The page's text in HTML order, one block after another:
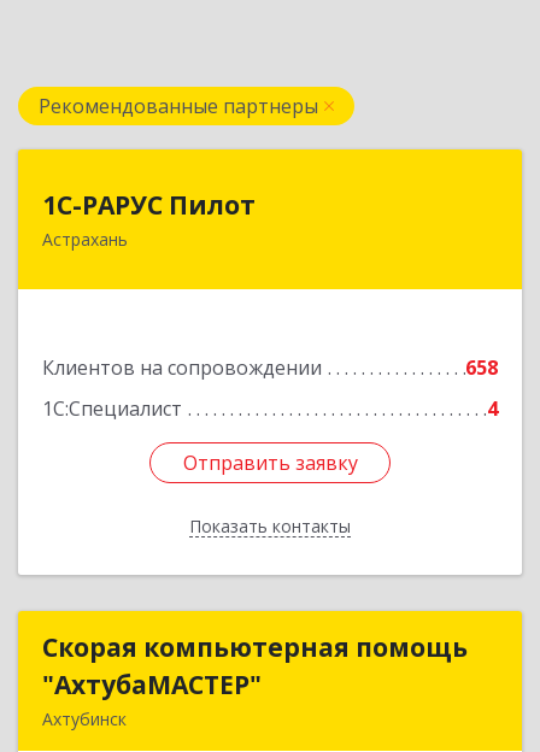
Рекомендованные партнеры
1С-РАРУС Пилот
Астрахань
Клиентов на сопровождении
658
1С:Специалист
4
Отправить заявку
Показать контакты
Отправить заявку
Назад
Скорая компьютерная помощь
"АхтубаМАСТЕР"
Ахтубинск
Скорая компьютерная помощь